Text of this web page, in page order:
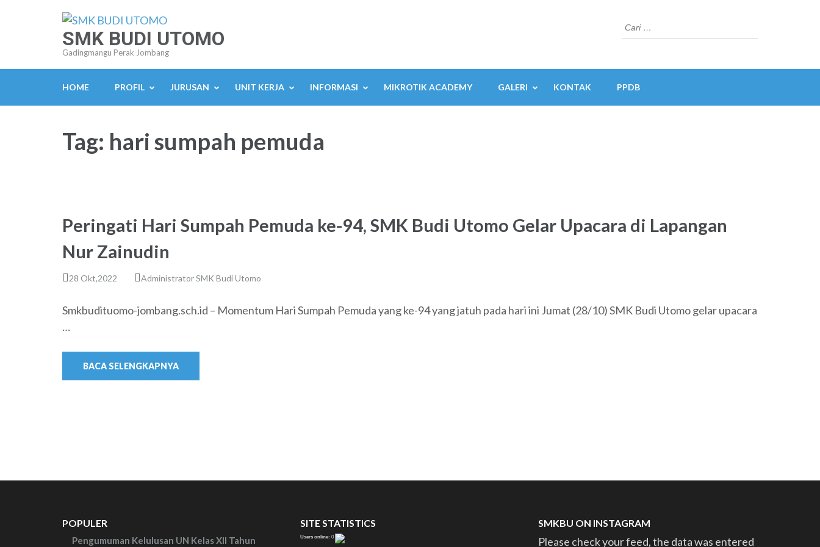
Enter)
SMK BUDI UTOMO
Gadingmangu Perak Jombang
Cari
untuk:
HOME PROFIL JURUSAN UNIT KERJA INFORMASI MIKROTIK ACADEMY GALERI KONTAK PPDB
Tag: hari sumpah pemuda
Peringati Hari Sumpah Pemuda ke-94, SMK Budi Utomo Gelar Upacara di Lapangan
Nur Zainudin
28 Okt,2022 Administrator SMK Budi Utomo
Smkbudituomo-jombang.sch.id – Momentum Hari Sumpah Pemuda yang ke-94 yang jatuh pada hari ini Jumat (28/10) SMK Budi Utomo gelar upacara
…
BACA SELENGKAPNYA
POPULER
Pengumuman Kelulusan UN Kelas XII Tahun
SITE STATISTICS
Users online: 0
SMKBU ON INSTAGRAM
Please check your feed, the data was entered